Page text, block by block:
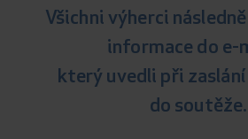
Všichni výherci
informace do e-
který uvedli při
do soutěže.